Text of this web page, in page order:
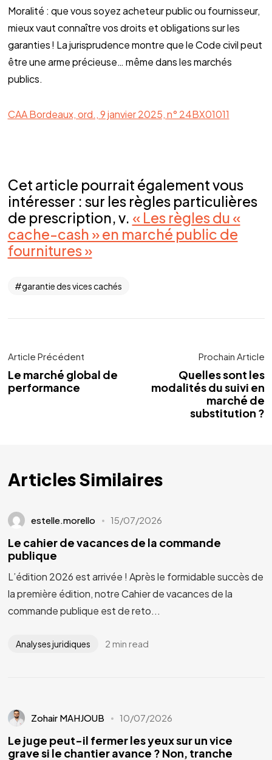
Moralité : que vous soyez acheteur public ou fournisseur,
mieux vaut connaître vos droits et obligations sur les
garanties ! La jurisprudence montre que le Code civil peut
être une arme précieuse… même dans les marchés
publics.
CAA Bordeaux, ord., 9 janvier 2025, n° 24BX01011
Cet article pourrait également vous
intéresser : sur les règles particulières
de prescription, v. « Les règles du «
cache-cash » en marché public de
fournitures »
garantie des vices cachés
Article Précédent
Le marché global de
performance
Prochain Article
Quelles sont les
modalités du suivi en
marché de
substitution ?
Articles Similaires
estelle.morello 15/07/2026
Le cahier de vacances de la commande
publique
L’édition 2026 est arrivée ! Après le formidable succès de
la première édition, notre Cahier de vacances de la
commande publique est de reto...
Analyses juridiques 2 min read
Zohair MAHJOUB 10/07/2026
Le juge peut-il fermer les yeux sur un vice
grave si le chantier avance ? Non, tranche